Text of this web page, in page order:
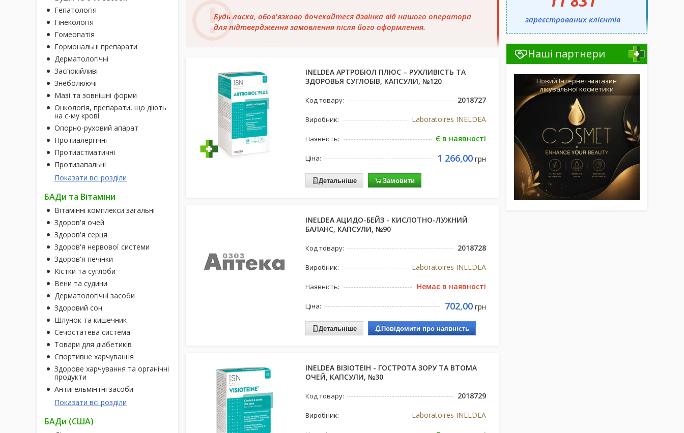
Гепатологія
Гінекологія
Гомеопатія
Гормональні препарати
Дерматологічні
Заспокійливі
Знеболюючі
Мазі та зовнішні форми
Онкологія, препарати, що діють
на с-му крові
Опорно-руховий апарат
Протиалергічні
Протиастматичні
Протизапальні
Показати всі розділи
БАДи та Вітаміни
Вітамінні комплекси загальні
Здоров'я очей
Здоров'я серця
Здоров'я нервової системи
Здоров'я печінки
Кістки та суглоби
Вени та судини
Дерматологічні засоби
Здоровий сон
Шлунок та кишечник
Сечостатева система
Товари для діабетиків
Спортивне харчування
Здорове харчування та органічні
продукти
Антигельмінтні засоби
Показати всі розділи
БАДи (США)
Будь ласка, обов'язково дочекайтеся дзвінка від нашого оператора
для підтвердження замовлення після його оформлення.
INELDEA АРТРОБІОЛ ПЛЮС – РУХЛИВІСТЬ ТА
ЗДОРОВЬЯ СУГЛОБІВ, КАПСУЛИ, №120
Код товару: 2018727
Виробник: Laboratoires INELDEA
Наявність: Є в наявності
Ціна: 1 266,00грн
Детальніше Замовити
INELDEA АЦИДО-БЕЙЗ - КИСЛОТНО-ЛУЖНИЙ
БАЛАНС, КАПСУЛИ, №90
Код товару: 2018728
Виробник: Laboratoires INELDEA
Наявність: Немає в наявності
Ціна: 702,00грн
Детальніше Повідомити про наявність
INELDEA ВІЗІОТЕІН - ГОСТРОТА ЗОРУ ТА ВТОМА
ОЧЕЙ, КАПСУЛИ, №30
Код товару: 2018729
Виробник: Laboratoires INELDEA
зареєстрованих клієнтів
Наші партнери
Новий Інтернет-магазин
лікувальної косметики